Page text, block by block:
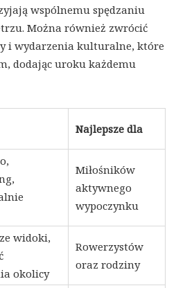
wspólnemu spędzaniu
Można również zwrócić
i wydarzenia kulturalne, które
dodając uroku każdemu
Najlepsze dla
Miłośników
aktywnego
wypoczynku
widoki,
okolicy
Rowerzystów
oraz rodziny